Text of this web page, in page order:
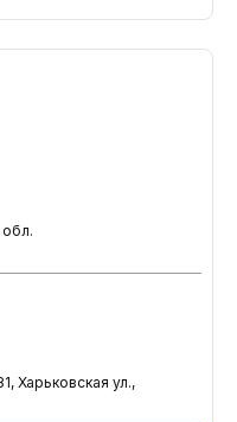
обл.
Харьковская ул.,